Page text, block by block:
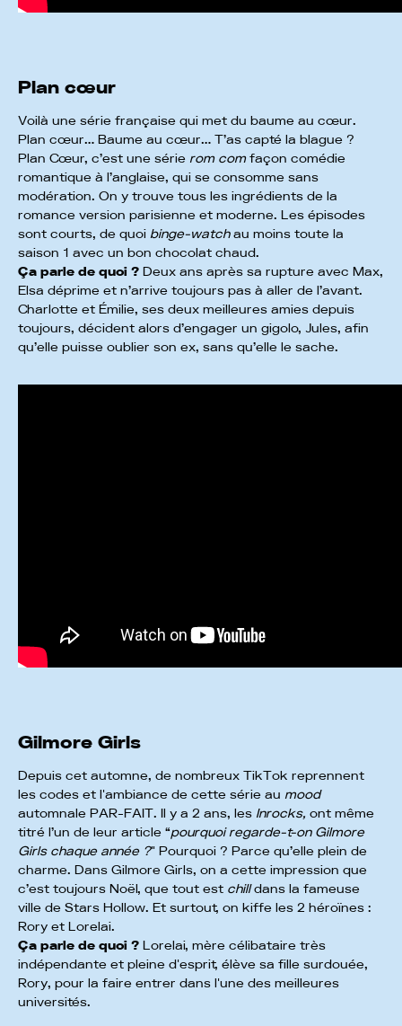
Plan cœur
Voilà une série française qui met du baume au cœur.
Plan cœur… Baume au cœur… T’as capté la blague ?
Plan Cœur, c’est une série rom comfaçon comédie
romantique à l’anglaise, qui se consomme sans
modération. On y trouve tous les ingrédients de la
romance version parisienne et moderne. Les épisodes
sont courts, de quoi binge-watchau moins toute la
saison 1 avec un bon chocolat chaud.
Ça parle de quoi ? Deux ans après sa rupture avec Max,
Elsa déprime et n’arrive toujours pas à aller de l’avant.
Charlotte et Émilie, ses deux meilleures amies depuis
toujours, décident alors d’engager un gigolo, Jules, afin
qu’elle puisse oublier son ex, sans qu’elle le sache.
Gilmore Girls
Depuis cet automne, de nombreux TikTok reprennent
les codes et l'ambiance de cette série au mood
automnale PAR-FAIT. Il y a 2 ans, les Inrocks, ont même
titré l’un de leur article “pourquoi regarde-t-on Gilmore
Girls chaque année ?" Pourquoi ? Parce qu’elle plein de
charme. Dans Gilmore Girls, on a cette impression que
c’est toujours Noël, que tout est chilldans la fameuse
ville de Stars Hollow. Et surtout, on kiffe les 2 héroïnes :
Rory et Lorelai.
Ça parle de quoi ? Lorelai, mère célibataire très
indépendante et pleine d'esprit, élève sa fille surdouée,
Rory, pour la faire entrer dans l'une des meilleures
universités.